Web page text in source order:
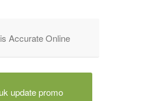
Accurate Online
update promo